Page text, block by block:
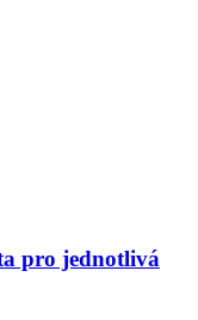
pro jednotlivá